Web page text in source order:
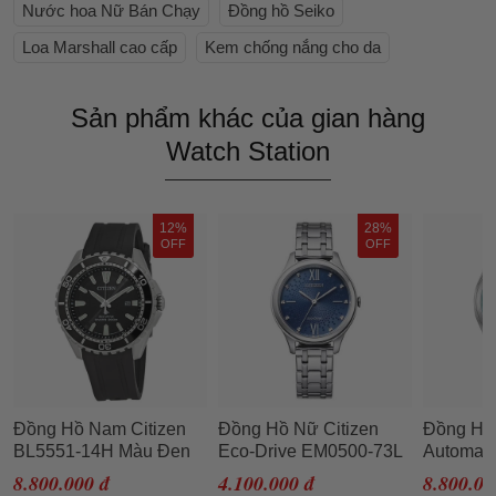
Nước hoa Nữ Bán Chạy
Đồng hồ Seiko
Loa Marshall cao cấp
Kem chống nắng cho da
Sản phẩm khác của gian hàng
Watch Station
12%
OFF
Đồng Hồ Nam Citizen
BL5551-14H Màu Đen
8.800.000 đ
28%
OFF
Đồng Hồ Nữ Citizen
Eco-Drive EM0500-73L
4.100.000 đ
Đồng